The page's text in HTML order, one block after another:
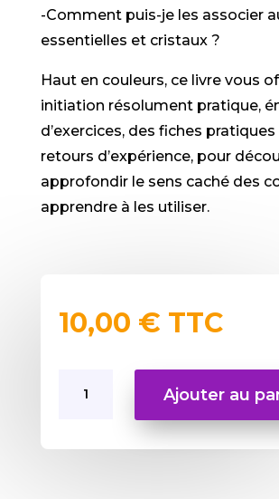
-Comment puis-je les associer
essentielles et cristaux ?
Haut en couleurs, ce livre vous
initiation résolument pratique,
d’exercices, des fiches
retours d’expérience, pour
approfondir le sens caché des
apprendre à les utiliser.
10,00 € TTC
Ajouter au